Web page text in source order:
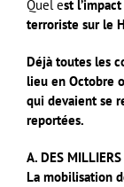
Quel est
terroriste sur le
Déjà toutes les
lieu en Octobre
qui devaient se
reportées.
A. DES
La mobilisation